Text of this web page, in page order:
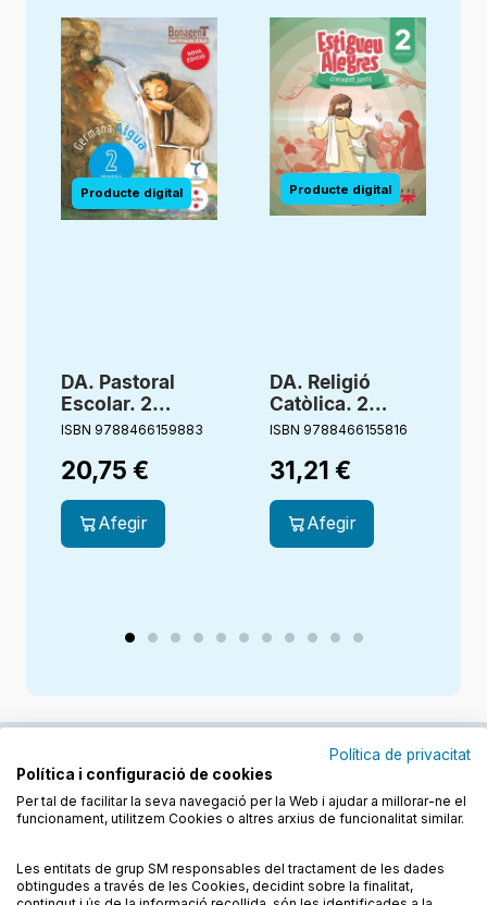
DA. Pastoral
Escolar. 2
Primària.
Bonagent
ISBN 9788466159883
20,75 €
Afegir
DA. Religió
Catòlica. 2
primària.
alegres.
Creixent junts
ISBN 9788466155816
31,21 €
Afegir
Política de privacitat
Política i configuració de cookies
Per tal de facilitar la seva navegació per la Web i ajudar a millorar-ne el
funcionament, utilitzem Cookies o altres arxius de funcionalitat similar.
Les entitats de grup SM responsables del tractament de les dades
obtingudes a través de les Cookies, decidint sobre la finalitat,